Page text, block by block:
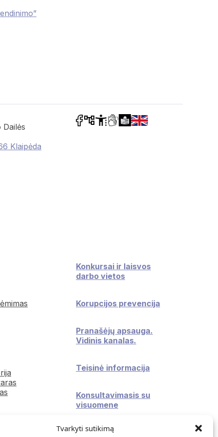
Tvarkyti sutikimą
Dailės
Klaipėda
Konkursai ir laisvos
darbo vietos
Korupcijos prevencija
Pranašėjų apsauga.
Vidinis kanalas.
Teisinė informacija
Konsultavimasis su
visuomene
Atviri duomenys